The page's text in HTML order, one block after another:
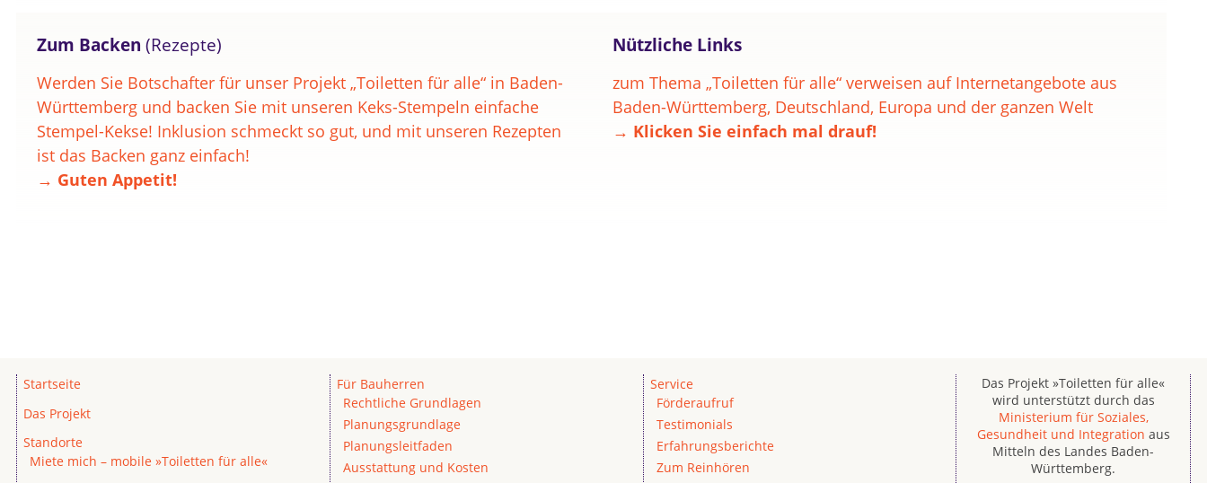
Zum Backen (Rezepte)
Werden Sie Botschafter für unser Projekt „Toiletten für alle“ in Baden-
Württemberg und backen Sie mit unseren Keks-Stempeln einfache
Stempel-Kekse! Inklusion schmeckt so gut, und mit unseren Rezepten
ist das Backen ganz einfach!
→ Guten Appetit!
Nützliche Links
zum Thema „Toiletten für alle“ verweisen auf Internetangebote aus
Baden-Württemberg, Deutschland, Europa und der ganzen Welt
→ Klicken Sie einfach mal drauf!
Startseite
Das Projekt
Standorte
Miete mich – mobile »Toiletten für alle«
Für Bauherren
Rechtliche Grundlagen
Planungsgrundlage
Planungsleitfaden
Ausstattung und Kosten
Service
Förderaufruf
Testimonials
Erfahrungsberichte
Zum Reinhören
Das Projekt »Toiletten für alle«
wird unterstützt durch das
Ministerium für Soziales,
Gesundheit und Integration aus
Mitteln des Landes Baden-
Württemberg.